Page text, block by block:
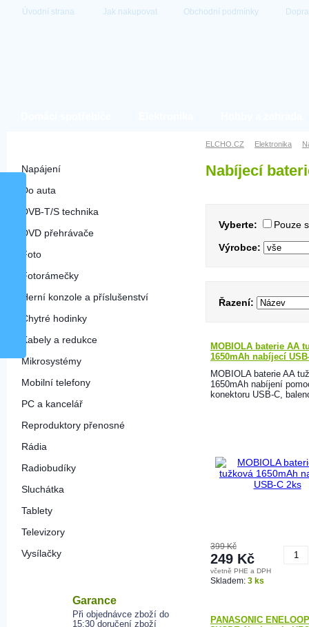
Úvodní strana Jak nakupovat Obchodní podmínky
Napájení
Do auta
DVB-T/S technika
DVD přehrávače
Foto
Fotorámečky
Herní konzole a příslušenství
Chytré hodinky
Kabely a redukce
Mikrosystémy
Mobilní telefony
PC a kancelář
Reproduktory přenosné
Rádia
Radiobudíky
Sluchátka
Tablety
Televizory
Vysílačky
Garance
Při objednávce zboží do
15:30 doručení zboží
ELCHO.CZ Elektronika
Nabíjecí
Vyberte: Pouze
Výrobce:
Řazení:
MOBIOLA baterie AA
1650mAh nabíjecí
MOBIOLA baterie AA
1650mAh nabíjení
konektoru USB-C,
399 Kč
249 Kč
včetně PHE a DPH
Skladem: 3 ks
PANASONIC